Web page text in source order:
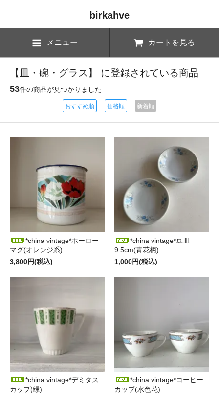
birkahve
メニュー カートを見る
【皿・碗・グラス】 に登録されている商品
53件の商品が見つかりました
おすすめ順 価格順 新着順
*china vintage*ホーロー
マグ(オレンジ系)
3,800円(税込)
*china vintage*豆皿
9.5cm(青花柄)
1,000円(税込)
*china vintage*デミタス
カップ(緑)
*china vintage*コーヒー
カップ(水色花)